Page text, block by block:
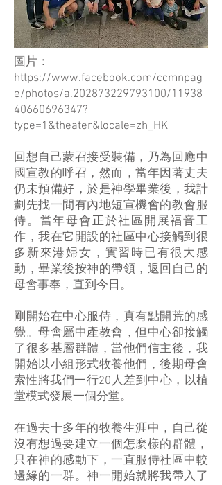
圖片：
https://www.facebook.com/ccmnpag
e/photos/a.202873229793100/11938
40660696347?
type=1&theater&locale=zh_HK
回想自己蒙召接受裝備，乃為回應中
國宣教的呼召，然而，當年因著丈夫
仍未預備好，於是神學畢業後，我計
劃先找一間有內地短宣機會的教會服
侍。當年母會正於社區開展福音工
作，我在它開設的社區中心接觸到很
多新來港婦女，實習時已有很大感
動，畢業後按神的帶領，返回自己的
母會事奉，直到今日。
剛開始在中心服侍，真有點開荒的感
覺。母會屬中產教會，但中心卻接觸
了很多基層群體，當他們信主後，我
開始以小組形式牧養他們，後期母會
索性將我們一行20人差到中心，以植
堂模式發展一個分堂。
在過去十多年的牧養生涯中，自己從
沒有想過要建立一個怎麼樣的群體，
只在神的感動下，一直服侍社區中較
邊緣的一群。神一開始就將我帶入了